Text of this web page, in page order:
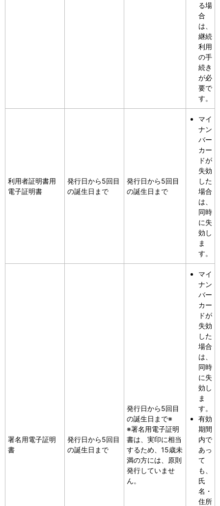
る場
合
は、
継続
利用
の手
続き
が必
要で
す。
利用者証明書用
電子証明書
発行日から5回目
の誕生日まで
発行日から5回目
の誕生日まで
マイ
ナン
バー
カー
ドが
失効
した
場合
は、
同時
に失
効し
ま
す。
署名用電子証明
書
発行日から5回目
の誕生日まで
発行日から5回目
の誕生日まで※
※署名用電子証明
書は、実印に相当
するため、15歳未
満の方には、原則
発行していませ
ん。
マイ
ナン
バー
カー
ドが
失効
した
場合
は、
同時
に失
効し
ま
す。
有効
期間
内で
あっ
て
も、
氏
名・
住所